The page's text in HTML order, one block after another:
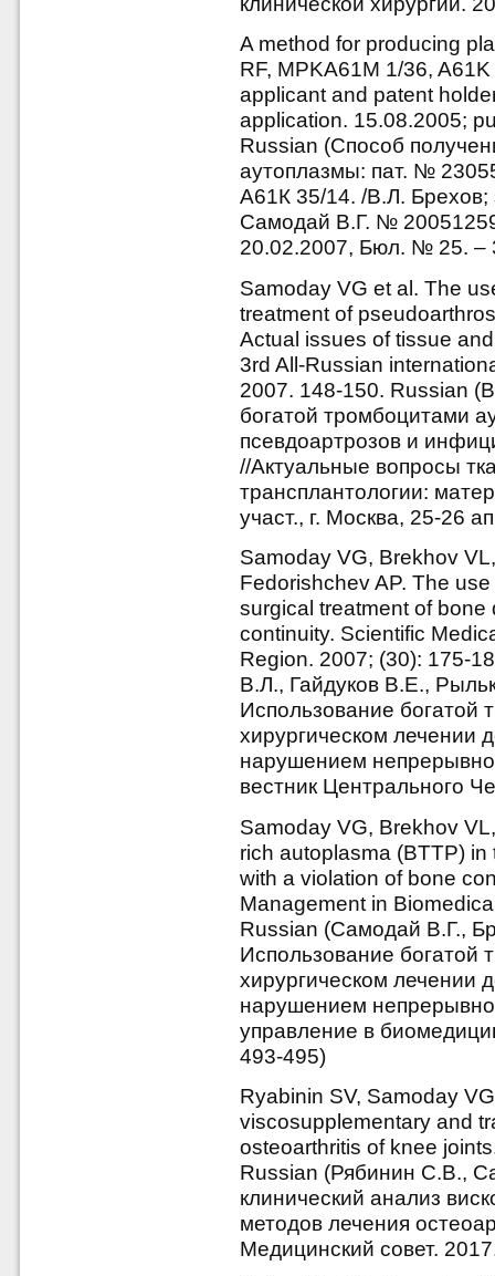
A method for producing
RF, MPKA61M 1/36,
applicant and patent
application. 15.08.2005;
Russian (Способ
аутоплазмы: пат. №
А61К 35/14. /В.Л. Брехов;
Самодай В.Г. №
20.02.2007, Бюл. № 25. –
Samoday VG et al. The
treatment of
Actual issues of tissue
3rd All-Russian
2007. 148-150. Russian
богатой тромбоцитами
псевдоартрозов и
//Актуальные вопросы
трансплантологии:
участ., г. Москва, 25-26
Samoday VG, Brekhov
Fedorishchev AP. The
surgical treatment of
continuity. Scientific
Region. 2007; (30): 175-
В.Л., Гайдуков В.Е.,
Использование богатой
хирургическом лечении
нарушением
вестник Центрального
Samoday VG, Brekhov
rich autoplasma (BTTP)
with a violation of bone
Management in
Russian (Самодай В.Г.,
Использование
хирургическом лечении
нарушением
управление в
493-495)
Ryabinin SV, Samoday
viscosupplementary and
osteoarthritis of knee
Russian (Рябинин С.В.,
клинический анализ
методов лечения
Медицинский совет.